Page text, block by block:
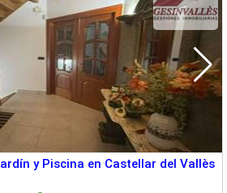
y Piscina en Castellar del Vallès